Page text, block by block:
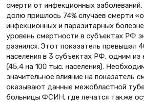
смерти от инфекционных заболеваний.
долю пришлось 74% случаев смерти
инфекционных и паразитарных
уровень смертности в субъектах РФ
разнился. Этот показатель превышал
населения в 3 субъектах РФ, одним
(45,4 на 100 тыс. населения).
значительное влияние на показатель
оказывают данные межобластной
больницы ФСИН, где лечатся также